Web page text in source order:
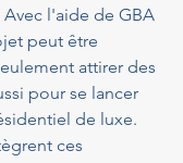
l'aide de GBA
peut être
attirer des
pour se lancer
de luxe.
ces